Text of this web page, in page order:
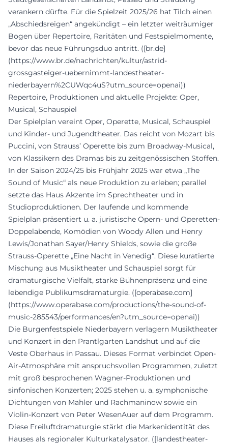
verankern dürfte. Für die Spielzeit 2025/26 hat Tilch einen
„Abschiedsreigen“ angekündigt – ein letzter weiträumiger
Bogen über Repertoire, Raritäten und Festspielmomente,
bevor das neue Führungsduo antritt. ([br.de]
(https://www.br.de/nachrichten/kultur/astrid-
grossgasteiger-uebernimmt-landestheater-
niederbayern%2CUWqc4uS?utm_source=openai))
Repertoire, Produktionen und aktuelle Projekte: Oper,
Musical, Schauspiel
Der Spielplan vereint Oper, Operette, Musical, Schauspiel
und Kinder- und Jugendtheater. Das reicht von Mozart bis
Puccini, von Strauss’ Operette bis zum Broadway-Musical,
von Klassikern des Dramas bis zu zeitgenössischen Stoffen.
In der Saison 2024/25 bis Frühjahr 2025 war etwa „The
Sound of Music“ als neue Produktion zu erleben; parallel
setzte das Haus Akzente im Sprechtheater und in
Studioproduktionen. Der laufende und kommende
Spielplan präsentiert u. a. juristische Opern- und Operetten-
Doppelabende, Komödien von Woody Allen und Henry
Lewis/Jonathan Sayer/Henry Shields, sowie die große
Strauss-Operette „Eine Nacht in Venedig“. Diese kuratierte
Mischung aus Musiktheater und Schauspiel sorgt für
dramaturgische Vielfalt, starke Bühnenpräsenz und eine
lebendige Publikumsdramaturgie. ([operabase.com]
(https://www.operabase.com/productions/the-sound-of-
music-285543/performances/en?utm_source=openai))
Die Burgenfestspiele Niederbayern verlagern Musiktheater
und Konzert in den Prantlgarten Landshut und auf die
Veste Oberhaus in Passau. Dieses Format verbindet Open-
Air-Atmosphäre mit anspruchsvollen Programmen, zuletzt
mit groß besprochenen Wagner-Produktionen und
sinfonischen Konzerten; 2025 stehen u. a. symphonische
Dichtungen von Mahler und Rachmaninow sowie ein
Violin-Konzert von Peter WesenAuer auf dem Programm.
Diese Freiluftdramaturgie stärkt die Markenidentität des
Hauses als regionaler Kulturkatalysator. ([landestheater-